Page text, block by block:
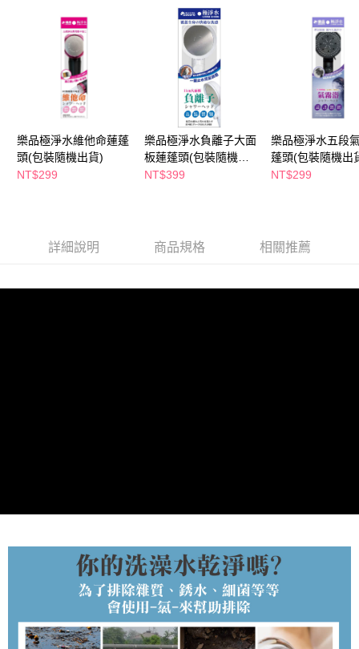
購買商品的店家。未經商家同意取消之訂單仍視為有效，需透過AFTEE先享
後付繳納相關費用。
※ 交易是否成功請以「AFTEE先享後付 」之結帳頁面顯示為準，若有關於
是否繳費成功／繳費後需取消欲退款等相關疑問，請聯繫「AFTEE先享後付
客戶支援中心」https://netprotections.freshdesk.com/support/home
【注意事項】
１．透過由恩沛科技股份有限公司提供之「AFTEE先享後付」服務完成之交
易，需依本服務之必要範圍內提供個人資料，並將交易相關給付款項請求債
權轉讓予恩沛科技股份有限公司。
２．關於個人資料處理事宜，請瀏覽以下網址：
https://aftee.tw/terms/#terms3
時審查核予不同之上限額度；若仍有額度不足之情形，本公司將視審查結果
恩沛科技股份有限公司將有權停止該用戶之使用額度並採取法律行動。
每筆NT$65，滿NT$490(含以上)免運費
付款後萊爾富取貨
每筆NT$65，滿NT$490(含以上)免運費
7-11取貨付款
每筆NT$65，滿NT$490(含以上)免運費
付款後7-11取貨
每筆NT$65，滿NT$490(含以上)免運費
付款後寶雅門市自取(由倉庫統一出貨)
樂品極淨水維他命蓮蓬
頭(包裝隨機出貨)
NT$299
樂品極淨水負離子大面
板蓮蓬頭(包裝隨機出
貨)
NT$399
樂品極淨水五段
蓬頭(包裝隨機出
NT$299
詳細說明 商品規格 相關推薦